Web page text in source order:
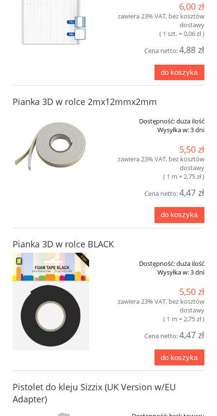
6,00 zł
zawiera 23% VAT, bez kosztów
dostawy
( 1 szt. = 0,06 zł )
Cena netto:4,88 zł
do koszyka
Pianka 3D w rolce 2mx12mmx2mm
Dostępność:duża ilość
Wysyłka w:3 dni
5,50 zł
zawiera 23% VAT, bez kosztów
dostawy
( 1 m = 2,75 zł )
Cena netto:4,47 zł
do koszyka
Pianka 3D w rolce BLACK
Dostępność:duża ilość
Wysyłka w:3 dni
5,50 zł
zawiera 23% VAT, bez kosztów
dostawy
( 1 m = 2,75 zł )
Cena netto:4,47 zł
do koszyka
Pistolet do kleju Sizzix (UK Version w/EU
Adapter)